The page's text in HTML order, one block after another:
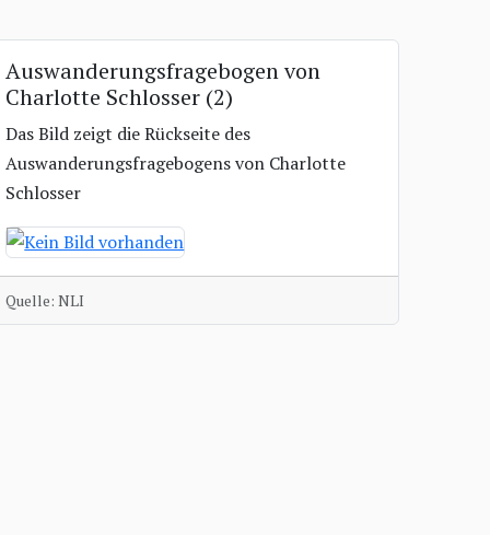
Auswanderungsfragebogen von
Charlotte Schlosser (2)
Das Bild zeigt die Rückseite des
Auswanderungsfragebogens von Charlotte
Schlosser
Quelle: NLI